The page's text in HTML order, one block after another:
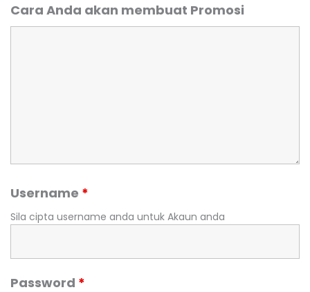
Cara Anda akan membuat Promosi
Username *
Sila cipta username anda untuk Akaun anda
Password *